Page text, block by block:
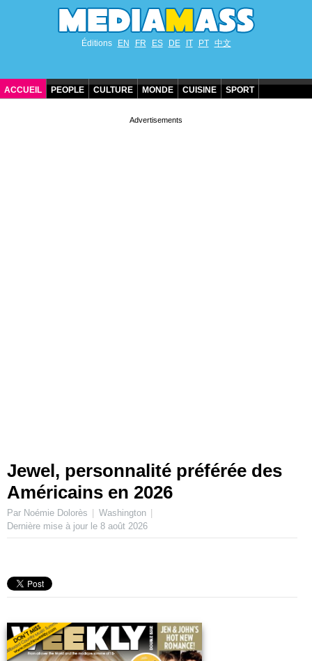
Éditions EN FR ES DE IT PT 中文
ACCUEIL PEOPLE CULTURE MONDE CUISINE SPORT
Jewel, personnalité préférée des
Américains en 2026
Par Noémie Dolorès
Washington
Dernière mise à jour le 8 août 2026